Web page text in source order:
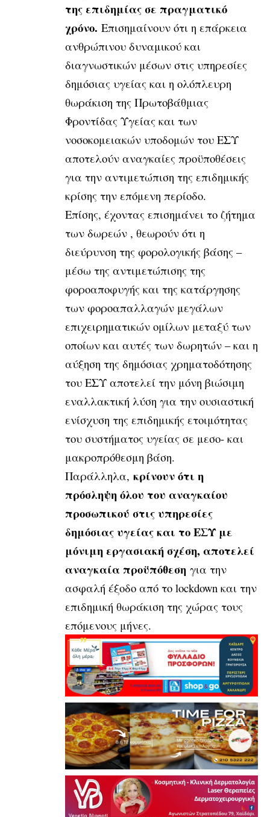
της επιδημίας σε πραγματικό
χρόνο. Επισημαίνουν ότι η επάρκεια
ανθρώπινου δυναμικού και
διαγνωστικών μέσων στις υπηρεσίες
δημόσιας υγείας και η ολόπλευρη
θωράκιση της Πρωτοβάθμιας
Φροντίδας Υγείας και των
νοσοκομειακών υποδομών του ΕΣΥ
αποτελούν αναγκαίες προϋποθέσεις
για την αντιμετώπιση της επιδημικής
κρίσης την επόμενη περίοδο.
Επίσης, έχοντας επισημάνει το ζήτημα
των δωρεών , θεωρούν ότι η
διεύρυνση της φορολογικής βάσης –
μέσω της αντιμετώπισης της
φοροαποφυγής και της κατάργησης
των φοροαπαλλαγών μεγάλων
επιχειρηματικών ομίλων μεταξύ των
οποίων και αυτές των δωρητών – και η
αύξηση της δημόσιας χρηματοδότησης
του ΕΣΥ αποτελεί την μόνη βιώσιμη
εναλ­λακτική λύση για την ουσιαστική
ενίσχυση της επιδημικής ετοιμότητας
του συστή­ματος υγείας σε μεσο- και
μακροπρόθεσμη βάση.
Παράλληλα, κρίνουν ότι η
πρόσληψη όλου του αναγκαίου
προσωπικού στις υπηρεσίες
δημόσιας υγείας και το ΕΣΥ με
μόνιμη εργασιακή σχέση, αποτελεί
αναγκαία προϋπόθεση για την
ασφαλή έξοδο από το lockdown και την
επιδημική θωράκιση της χώρας τους
επόμενους μήνες.